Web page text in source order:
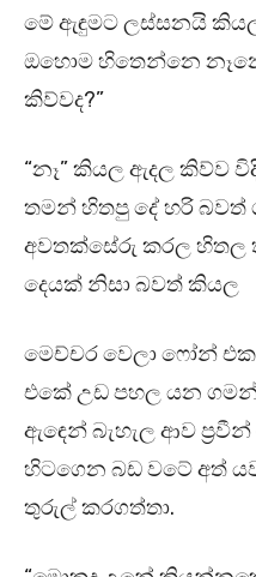
මේ ඇඳුමට ලස්සනයි
ඔහොම හිතෙන්නෙ
කිව්වද?”
“නෑ” කියල ඇදල කිව්ව
තමන් හිතපු දේ හරි බවත්
අවතක්සේරු කරල හිතල
දෙයක් නිසා බවත් කියල
මෙච්චර වෙලා ෆෝන්
එකේ උඩ පහල යන
ඇඳෙන් බැහැල ආව
හිටගෙන බඩ වටේ අත්
තුරුල් කරගත්තා.